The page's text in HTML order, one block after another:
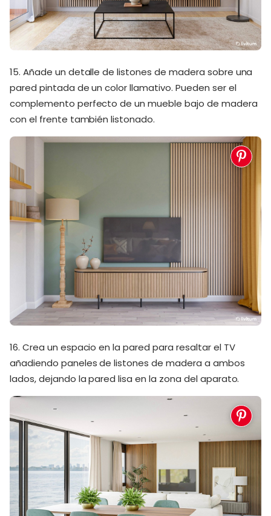
15. Añade un detalle de listones de madera sobre una
pared pintada de un color llamativo. Pueden ser el
complemento perfecto de un mueble bajo de madera
con el frente también listonado.
16. Crea un espacio en la pared para resaltar el TV
añadiendo paneles de listones de madera a ambos
lados, dejando la pared lisa en la zona del aparato.